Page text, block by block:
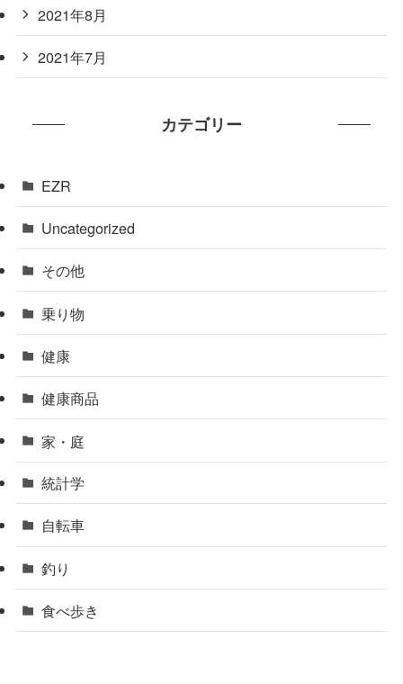
2021年8月
2021年7月
カテゴリー
EZR
Uncategorized
その他
乗り物
健康
健康商品
家・庭
統計学
自転車
釣り
食べ歩き